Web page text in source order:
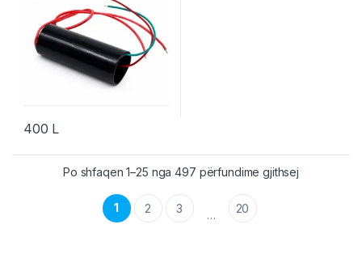
400 L
Po shfaqen 1–25 nga 497 përfundime gjithsej
1 2 3 … 20